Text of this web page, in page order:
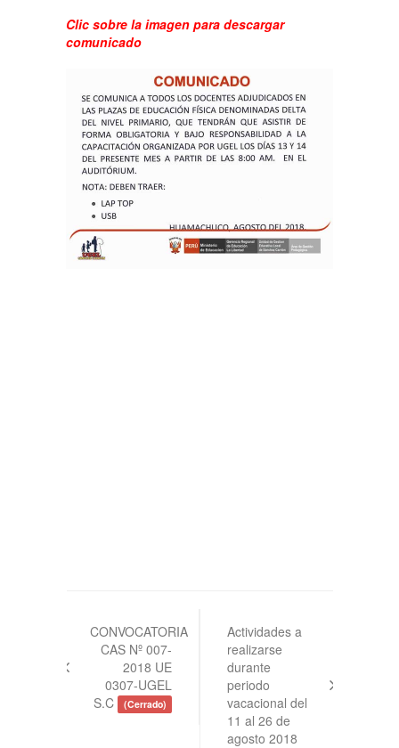
Clic sobre la imagen para descargar
comunicado
de
entradas
CONVOCATORIA
CAS Nº 007-
2018 UE
0307-UGEL
S.C (Cerrado)
Actividades a
realizarse
durante
periodo
vacacional del
11 al 26 de
agosto 2018